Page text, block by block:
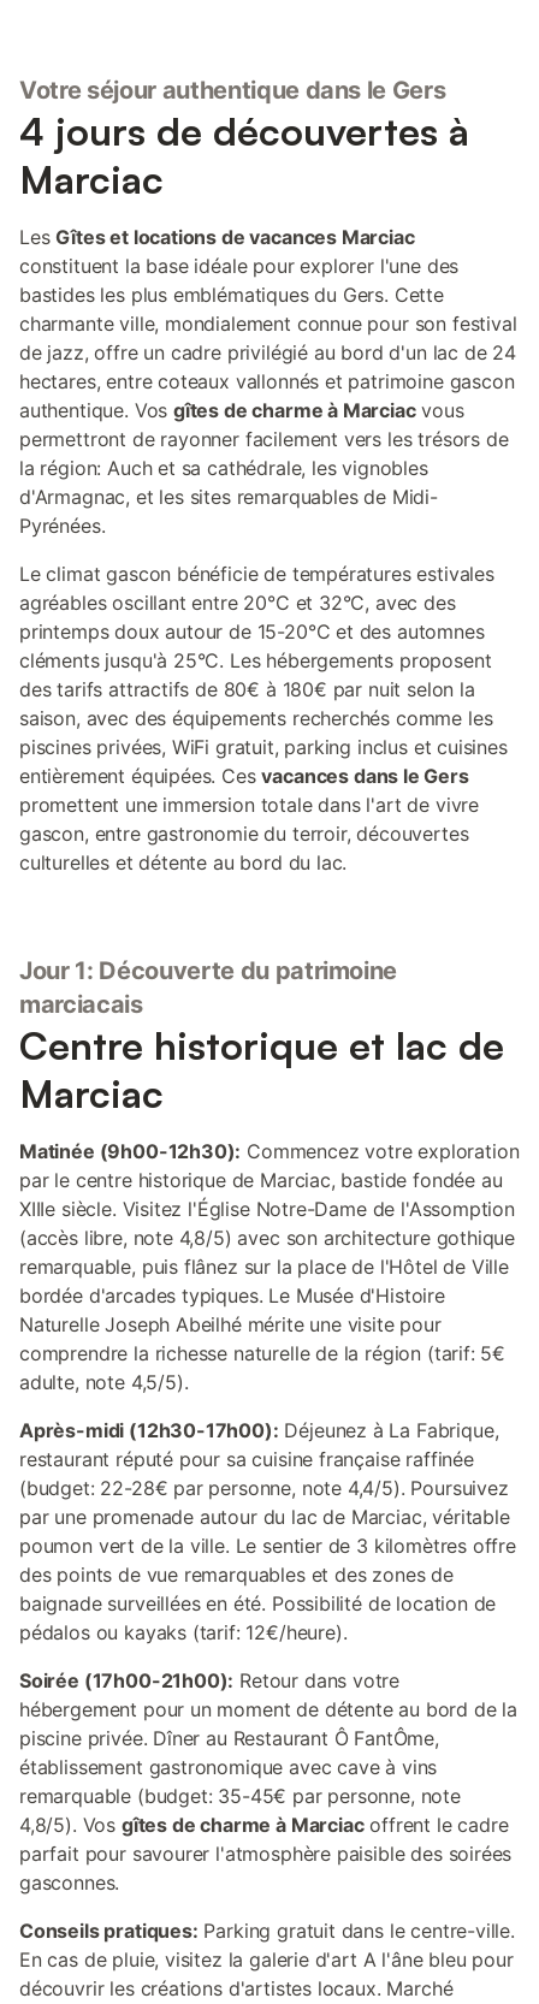
Votre séjour authentique dans le Gers
4 jours de découvertes à
Marciac
LesGîtes et locations de vacances Marciac
constituent la base idéale pour explorer l'une des
bastides les plus emblématiques du Gers. Cette
charmante ville, mondialement connue pour son festival
de jazz, offre un cadre privilégié au bord d'un lac de 24
hectares, entre coteaux vallonnés et patrimoine gascon
authentique. Vosgîtes de charme à Marciacvous
permettront de rayonner facilement vers les trésors de
la région: Auch et sa cathédrale, les vignobles
d'Armagnac, et les sites remarquables de Midi-
Pyrénées.
Le climat gascon bénéficie de températures estivales
agréables oscillant entre 20°C et 32°C, avec des
printemps doux autour de 15-20°C et des automnes
cléments jusqu'à 25°C. Les hébergements proposent
des tarifs attractifs de 80€ à 180€ par nuit selon la
saison, avec des équipements recherchés comme les
piscines privées, WiFi gratuit, parking inclus et cuisines
entièrement équipées. Cesvacances dans le Gers
promettent une immersion totale dans l'art de vivre
gascon, entre gastronomie du terroir, découvertes
culturelles et détente au bord du lac.
Jour 1: Découverte du patrimoine
marciacais
Centre historique et lac de
Marciac
Matinée (9h00-12h30): Commencez votre exploration
par le centre historique de Marciac, bastide fondée au
XIIIe siècle. Visitez l'Église Notre-Dame de l'Assomption
(accès libre, note 4,8/5) avec son architecture gothique
remarquable, puis flânez sur la place de l'Hôtel de Ville
bordée d'arcades typiques. Le Musée d'Histoire
Naturelle Joseph Abeilhé mérite une visite pour
comprendre la richesse naturelle de la région (tarif: 5€
adulte, note 4,5/5).
Après-midi (12h30-17h00): Déjeunez à La Fabrique,
restaurant réputé pour sa cuisine française raffinée
(budget: 22-28€ par personne, note 4,4/5). Poursuivez
par une promenade autour du lac de Marciac, véritable
poumon vert de la ville. Le sentier de 3 kilomètres offre
des points de vue remarquables et des zones de
baignade surveillées en été. Possibilité de location de
pédalos ou kayaks (tarif: 12€/heure).
Soirée (17h00-21h00): Retour dans votre
hébergement pour un moment de détente au bord de la
piscine privée. Dîner au Restaurant Ô FantÔme,
établissement gastronomique avec cave à vins
remarquable (budget: 35-45€ par personne, note
4,8/5). Vos gîtes de charme à Marciacoffrent le cadre
parfait pour savourer l'atmosphère paisible des soirées
gasconnes.
Conseils pratiques: Parking gratuit dans le centre-ville.
En cas de pluie, visitez la galerie d'art A l'âne bleu pour
découvrir les créations d'artistes locaux. Marché